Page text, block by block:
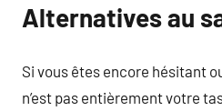
Alternatives au
Si vous êtes encore hésitant
n’est pas entièrement votre